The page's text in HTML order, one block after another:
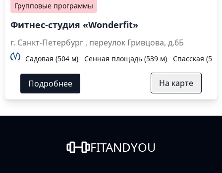
Групповые программы
Фитнес-студия «Wonderfit»
г. Санкт-Петербург , переулок Гривцова, д.6Б
Садовая (504 м) Сенная площадь (539 м) Спасская
Подробнее На карте
FITANDYOU